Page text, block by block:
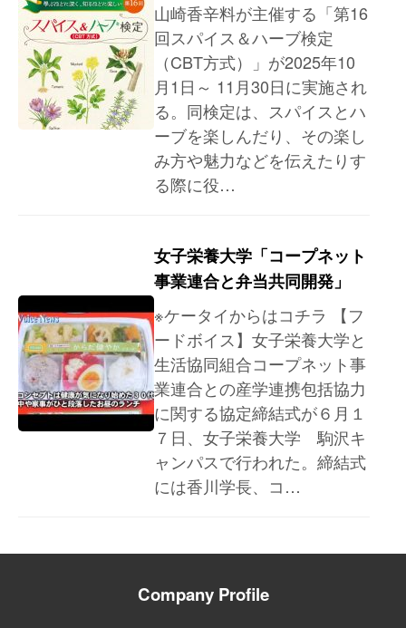
山崎香辛料が主催する「第16
回スパイス＆ハーブ検定
（CBT方式）」が2025年10
月1日～ 11月30日に実施され
る。同検定は、スパイスとハ
ーブを楽しんだり、その楽し
み方や魅力などを伝えたりす
る際に役…
女子栄養大学「コープネット
事業連合と弁当共同開発」
※ケータイからはコチラ 【フ
ードボイス】女子栄養大学と
生活協同組合コープネット事
業連合との産学連携包括協力
に関する協定締結式が６月１
７日、女子栄養大学 駒沢キ
ャンパスで行われた。締結式
には香川学長、コ…
Company Profile